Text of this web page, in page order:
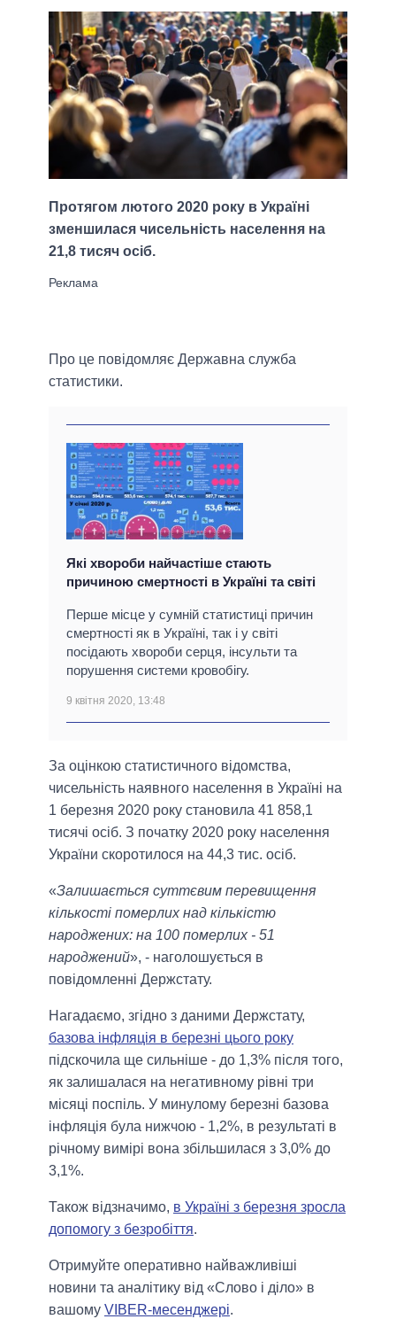
Протягом лютого 2020 року в Україні
зменшилася чисельність населення на
21,8 тисяч осіб.
Про це повідомляє Державна служба
статистики.
Які хвороби найчастіше стають
причиною смертності в Україні та світі
Перше місце у сумній статистиці причин
смертності як в Україні, так і у світі
посідають хвороби серця, інсульти та
порушення системи кровобігу.
9 квітня 2020, 13:48
За оцінкою статистичного відомства,
чисельність наявного населення в Україні на
1 березня 2020 року становила 41 858,1
тисячі осіб. З початку 2020 року населення
України скоротилося на 44,3 тис. осіб.
«Залишається суттєвим перевищення
кількості померлих над кількістю
народжених: на 100 померлих - 51
народжений», - наголошується в
повідомленні Держстату.
Нагадаємо, згідно з даними Держстату,
базова інфляція в березні цього року
підскочила ще сильніше - до 1,3% після того,
як залишалася на негативному рівні три
місяці поспіль. У минулому березні базова
інфляція була нижчою - 1,2%, в результаті в
річному вимірі вона збільшилася з 3,0% до
3,1%.
Також відзначимо, в Україні з березня зросла
допомогу з безробіття.
Отримуйте оперативно найважливіші
новини та аналітику від «Слово і діло» в
вашому VIBER-месенджері.